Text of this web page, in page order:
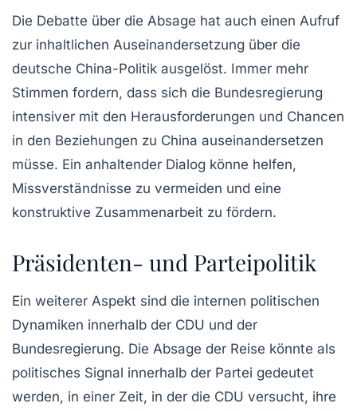
Die Debatte über die Absage hat auch einen Aufruf
zur inhaltlichen Auseinandersetzung über die
deutsche China-Politik ausgelöst. Immer mehr
Stimmen fordern, dass sich die Bundesregierung
intensiver mit den Herausforderungen und Chancen
in den Beziehungen zu China auseinandersetzen
müsse. Ein anhaltender Dialog könne helfen,
Missverständnisse zu vermeiden und eine
konstruktive Zusammenarbeit zu fördern.
Präsidenten- und Parteipolitik
Ein weiterer Aspekt sind die internen politischen
Dynamiken innerhalb der CDU und der
Bundesregierung. Die Absage der Reise könnte als
politisches Signal innerhalb der Partei gedeutet
werden, in einer Zeit, in der die CDU versucht, ihre